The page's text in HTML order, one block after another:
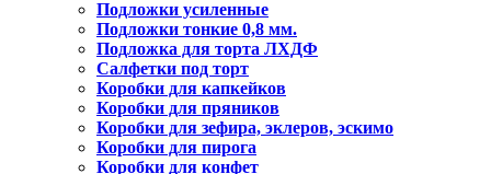
Подложки усиленные
Подложки тонкие 0,8 мм.
Подложка для торта ЛХДФ
Салфетки под торт
Коробки для капкейков
Коробки для пряников
Коробки для зефира, эклеров, эскимо
Коробки для пирога
Коробки для конфет